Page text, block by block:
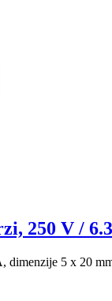
250 V /
dimenzije 5 x 20